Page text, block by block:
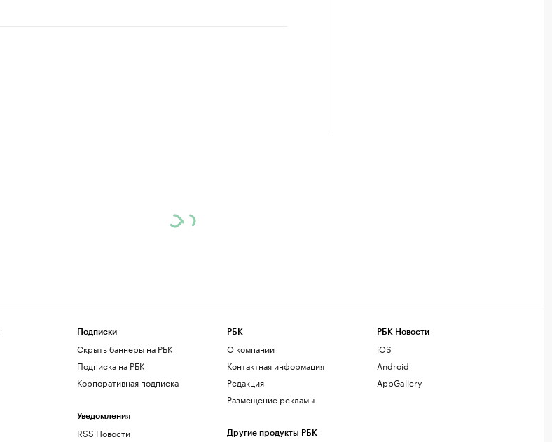
Подписки
Скрыть баннеры на РБК
Подписка на РБК
Корпоративная подписка
Уведомления
RSS Новости
РБК
О компании
Контактная информация
Редакция
Размещение рекламы
Другие продукты РБК
РБК Новости
iOS
Android
AppGallery